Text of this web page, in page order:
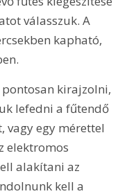
válasszuk. A
kapható,
kirajzolni,
lefedni a fűtendő
vagy egy mérettel
elektromos
alakítani az
kell a